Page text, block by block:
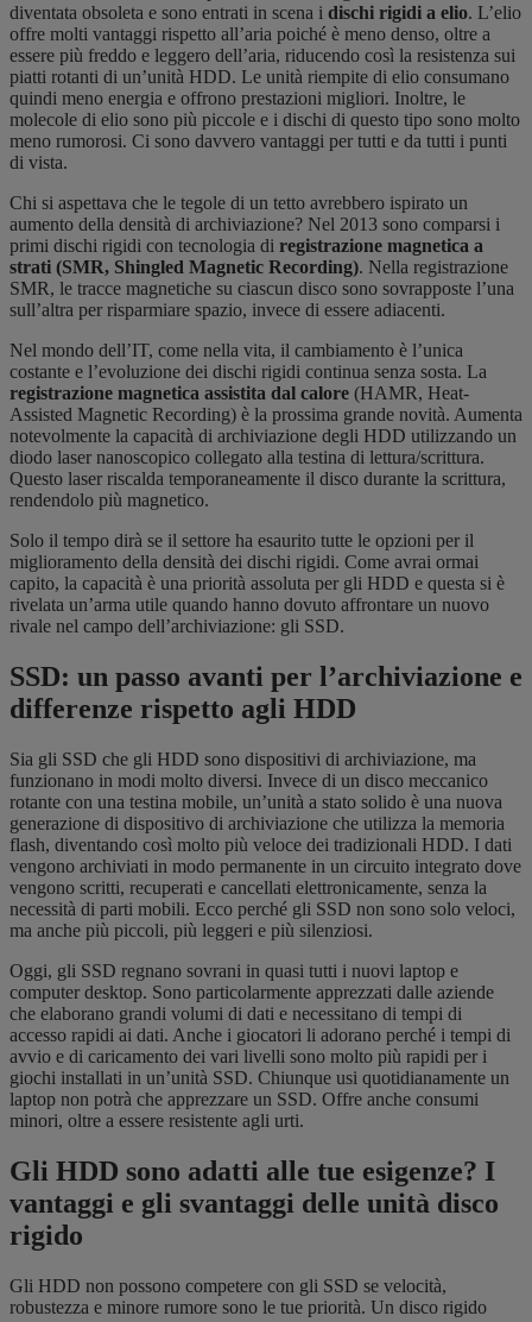
diventata obsoleta e sono entrati in scena i dischi rigidi a elio. L’elio
offre molti vantaggi rispetto all’aria poiché è meno denso, oltre a
essere più freddo e leggero dell’aria, riducendo così la resistenza sui
piatti rotanti di un’unità HDD. Le unità riempite di elio consumano
quindi meno energia e offrono prestazioni migliori. Inoltre, le
molecole di elio sono più piccole e i dischi di questo tipo sono molto
meno rumorosi. Ci sono davvero vantaggi per tutti e da tutti i punti
di vista.
Chi si aspettava che le tegole di un tetto avrebbero ispirato un
aumento della densità di archiviazione? Nel 2013 sono comparsi i
primi dischi rigidi con tecnologia di registrazione magnetica a
strati (SMR, Shingled Magnetic Recording). Nella registrazione
SMR, le tracce magnetiche su ciascun disco sono sovrapposte l’una
sull’altra per risparmiare spazio, invece di essere adiacenti.
Nel mondo dell’IT, come nella vita, il cambiamento è l’unica
costante e l’evoluzione dei dischi rigidi continua senza sosta. La
registrazione magnetica assistita dal calore (HAMR, Heat-
Assisted Magnetic Recording) è la prossima grande novità. Aumenta
notevolmente la capacità di archiviazione degli HDD utilizzando un
diodo laser nanoscopico collegato alla testina di lettura/scrittura.
Questo laser riscalda temporaneamente il disco durante la scrittura,
rendendolo più magnetico.
Solo il tempo dirà se il settore ha esaurito tutte le opzioni per il
miglioramento della densità dei dischi rigidi. Come avrai ormai
capito, la capacità è una priorità assoluta per gli HDD e questa si è
rivelata un’arma utile quando hanno dovuto affrontare un nuovo
rivale nel campo dell’archiviazione: gli SSD.
SSD: un passo avanti per l’archiviazione e
differenze rispetto agli HDD
Sia gli SSD che gli HDD sono dispositivi di archiviazione, ma
funzionano in modi molto diversi. Invece di un disco meccanico
rotante con una testina mobile, un’unità a stato solido è una nuova
generazione di dispositivo di archiviazione che utilizza la memoria
flash, diventando così molto più veloce dei tradizionali HDD. I dati
vengono archiviati in modo permanente in un circuito integrato dove
vengono scritti, recuperati e cancellati elettronicamente, senza la
necessità di parti mobili. Ecco perché gli SSD non sono solo veloci,
ma anche più piccoli, più leggeri e più silenziosi.
Oggi, gli SSD regnano sovrani in quasi tutti i nuovi laptop e
computer desktop. Sono particolarmente apprezzati dalle aziende
che elaborano grandi volumi di dati e necessitano di tempi di
accesso rapidi ai dati. Anche i giocatori li adorano perché i tempi di
avvio e di caricamento dei vari livelli sono molto più rapidi per i
giochi installati in un’unità SSD. Chiunque usi quotidianamente un
laptop non potrà che apprezzare un SSD. Offre anche consumi
minori, oltre a essere resistente agli urti.
Gli HDD sono adatti alle tue esigenze? I
vantaggi e gli svantaggi delle unità disco
rigido
Gli HDD non possono competere con gli SSD se velocità,
robustezza e minore rumore sono le tue priorità. Un disco rigido